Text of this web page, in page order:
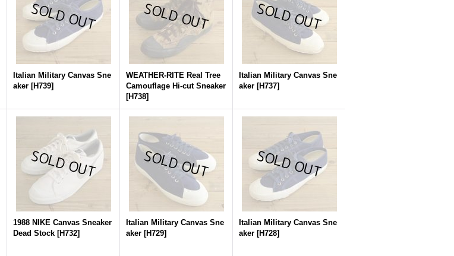
Italian Military Canvas Sne
aker [H739]
WEATHER-RITE Real Tree
Camouflage Hi-cut Sneaker
[H738]
Italian Military Canvas Sne
aker [H737]
1988 NIKE Canvas Sneaker
Dead Stock [H732]
Italian Military Canvas Sne
aker [H729]
Italian Military Canvas Sne
aker [H728]